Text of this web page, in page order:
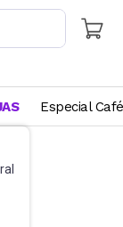
Especial Café